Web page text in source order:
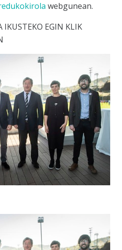
webgunean.
IKUSTEKO EGIN KLIK